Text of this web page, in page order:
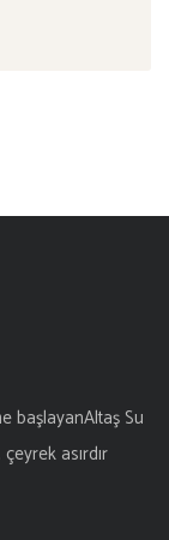
başlayanAltaş Su
asırdır